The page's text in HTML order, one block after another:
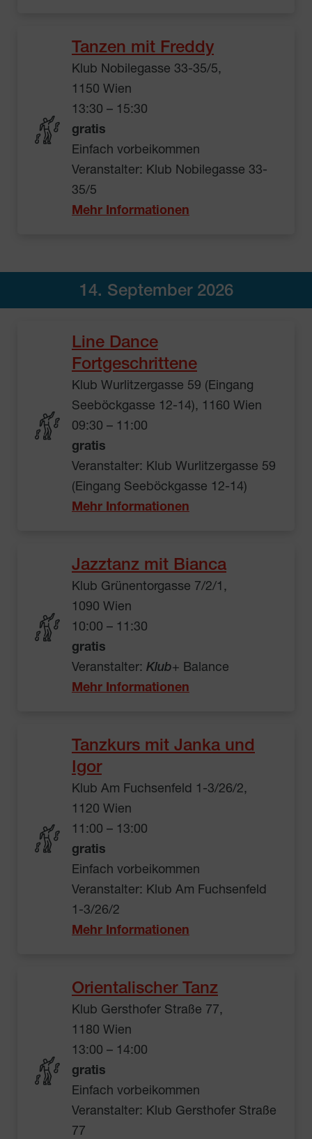
Tanzen mit Freddy
Klub Nobilegasse 33-35/5,
1150 Wien
13:30 – 15:30
gratis
Einfach vorbeikommen
Veranstalter: Klub Nobilegasse 33-
35/5
Mehr Informationen
14. September 2026
Line Dance
Fortgeschrittene
Klub Wurlitzergasse 59 (Eingang
Seeböckgasse 12-14), 1160 Wien
09:30 – 11:00
gratis
Veranstalter: Klub Wurlitzergasse 59
(Eingang Seeböckgasse 12-14)
Mehr Informationen
Jazztanz mit Bianca
Klub Grünentorgasse 7/2/1,
1090 Wien
10:00 – 11:30
gratis
Veranstalter: Klub+ Balance
Mehr Informationen
Tanzkurs mit Janka und
Igor
Klub Am Fuchsenfeld 1-3/26/2,
1120 Wien
11:00 – 13:00
gratis
Einfach vorbeikommen
Veranstalter: Klub Am Fuchsenfeld
1-3/26/2
Mehr Informationen
Orientalischer Tanz
Klub Gersthofer Straße 77,
1180 Wien
13:00 – 14:00
gratis
Einfach vorbeikommen
Veranstalter: Klub Gersthofer Straße
77